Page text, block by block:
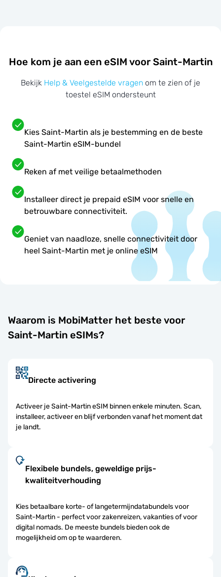
Hoe kom je aan een eSIM voor Saint-Martin
Bekijk Help & Veelgestelde vragen om te zien of je
toestel eSIM ondersteunt
Kies Saint-Martin als je bestemming en de beste
Saint-Martin eSIM-bundel
Reken af met veilige betaalmethoden
Installeer direct je prepaid eSIM voor snelle en
betrouwbare connectiviteit.
Geniet van naadloze, snelle connectiviteit door
heel Saint-Martin met je online eSIM
Waarom is MobiMatter het beste voor
Saint-Martin eSIMs?
Directe activering
Activeer je Saint-Martin eSIM binnen enkele minuten. Scan,
installeer, activeer en blijf verbonden vanaf het moment dat
je landt.
Flexibele bundels, geweldige prijs-
kwaliteitverhouding
Kies betaalbare korte- of langetermijndatabundels voor
Saint-Martin - perfect voor zakenreizen, vakanties of voor
digital nomads. De meeste bundels bieden ook de
mogelijkheid om op te waarderen.